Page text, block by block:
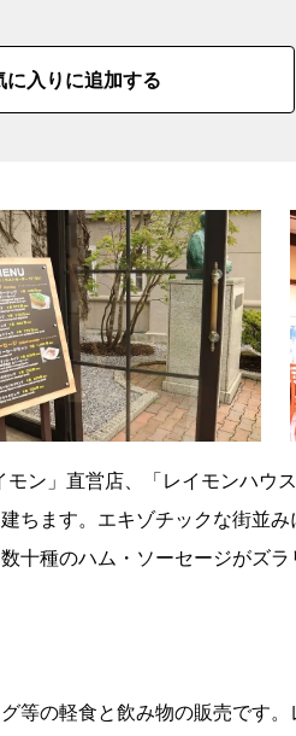
に入りに追加する
ン」直営店、「レイモンハウ
ちます。エキゾチックな街並
十種のハム・ソーセージがズ
等の軽食と飲み物の販売です